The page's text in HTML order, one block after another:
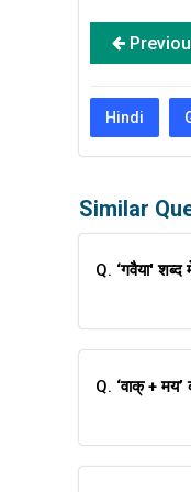
Hindi
Similar
Q. ‘गवैया'
Q. ‘वाक् +